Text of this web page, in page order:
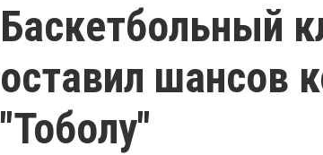
Баскетбольный
оставил шансов
"Тоболу"